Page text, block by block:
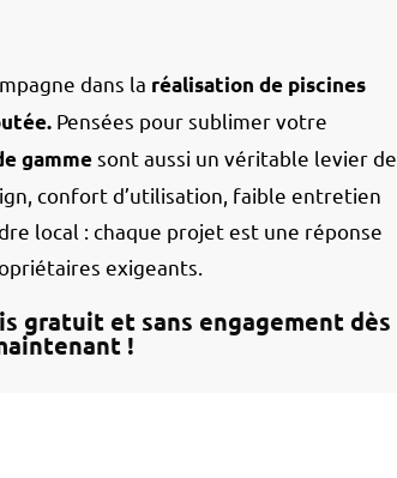
dans la réalisation de piscines
Pensées pour sublimer votre
gammesont aussi un véritable levier de
confort d’utilisation, faible entretien
local : chaque projet est une réponse
exigeants.
gratuit et sans engagement dès
!